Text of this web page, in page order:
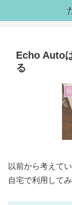
Echo Auto
る
以前から考えて
自宅で利用してみ